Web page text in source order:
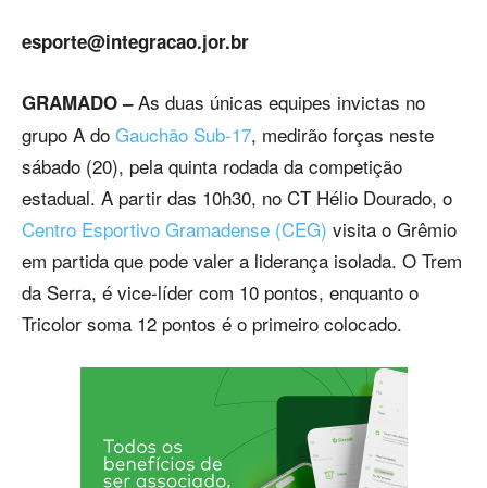
esporte@integracao.jor.br
GRAMADO –As duas únicas equipes invictas no
grupo A do Gauchão Sub-17, medirão forças neste
sábado (20), pela quinta rodada da competição
estadual. A partir das 10h30, no CT Hélio Dourado, o
Centro Esportivo Gramadense (CEG) visita o Grêmio
em partida que pode valer a liderança isolada. O Trem
da Serra, é vice-líder com 10 pontos, enquanto o
Tricolor soma 12 pontos é o primeiro colocado.